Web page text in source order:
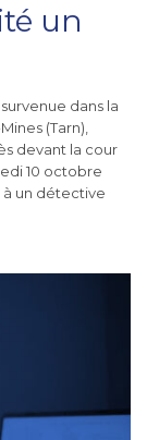
un
dans la
(Tarn),
devant la cour
10 octobre
à un détective